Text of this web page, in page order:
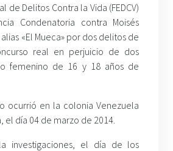
de Delitos Contra la Vida (FEDCV)
Condenatoria contra Moisés
alias «El Mueca» por dos delitos de
real en perjuicio de dos
femenino de 16 y 18 años de
ocurrió en la colonia Venezuela
el día 04 de marzo de 2014.
investigaciones, el día de los